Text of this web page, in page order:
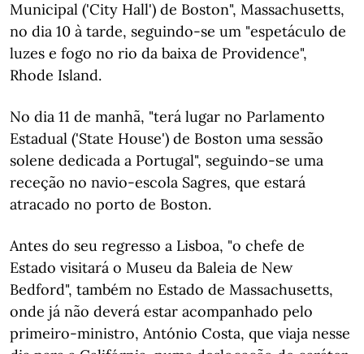
Municipal ('City Hall') de Boston", Massachusetts,
no dia 10 à tarde, seguindo-se um "espetáculo de
luzes e fogo no rio da baixa de Providence",
Rhode Island.
No dia 11 de manhã, "terá lugar no Parlamento
Estadual ('State House') de Boston uma sessão
solene dedicada a Portugal", seguindo-se uma
receção no navio-escola Sagres, que estará
atracado no porto de Boston.
Antes do seu regresso a Lisboa, "o chefe de
Estado visitará o Museu da Baleia de New
Bedford", também no Estado de Massachusetts,
onde já não deverá estar acompanhado pelo
primeiro-ministro, António Costa, que viaja nesse